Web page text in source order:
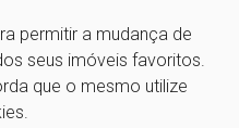
permitir a mudança de
seus imóveis favoritos.
que o mesmo utilize